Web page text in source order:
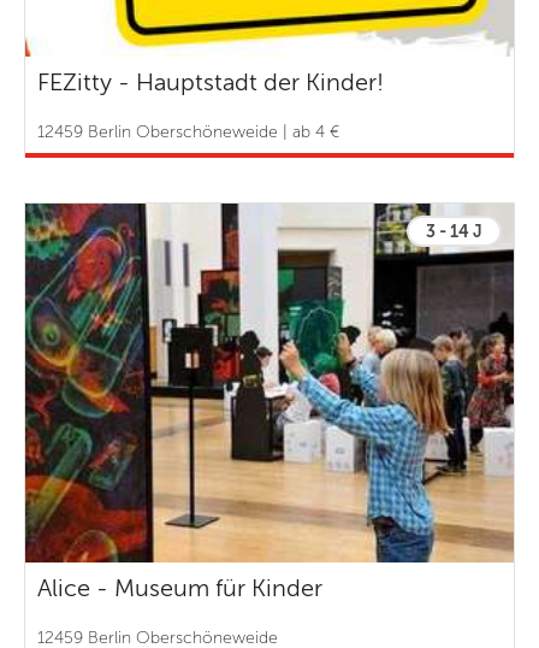
FEZitty - Hauptstadt der Kinder!
12459 Berlin Oberschöneweide | ab 4 €
3 - 14 J
Alice - Museum für Kinder
12459 Berlin Oberschöneweide